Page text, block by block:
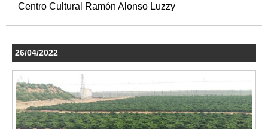
Centro Cultural Ramón Alonso Luzzy
26/04/2022